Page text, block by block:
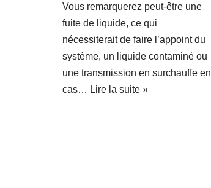
Vous remarquerez peut-être une
fuite de liquide, ce qui
nécessiterait de faire l’appoint du
système, un liquide contaminé ou
une transmission en surchauffe en
cas… Lire la suite »